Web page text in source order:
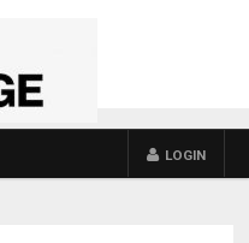
LOGIN